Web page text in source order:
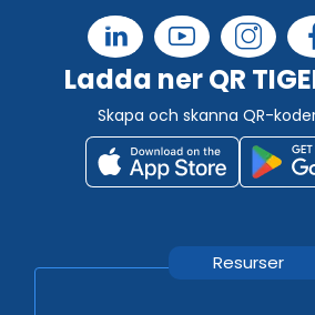
Ladda ner QR
Skapa och skanna QR-
Resurser